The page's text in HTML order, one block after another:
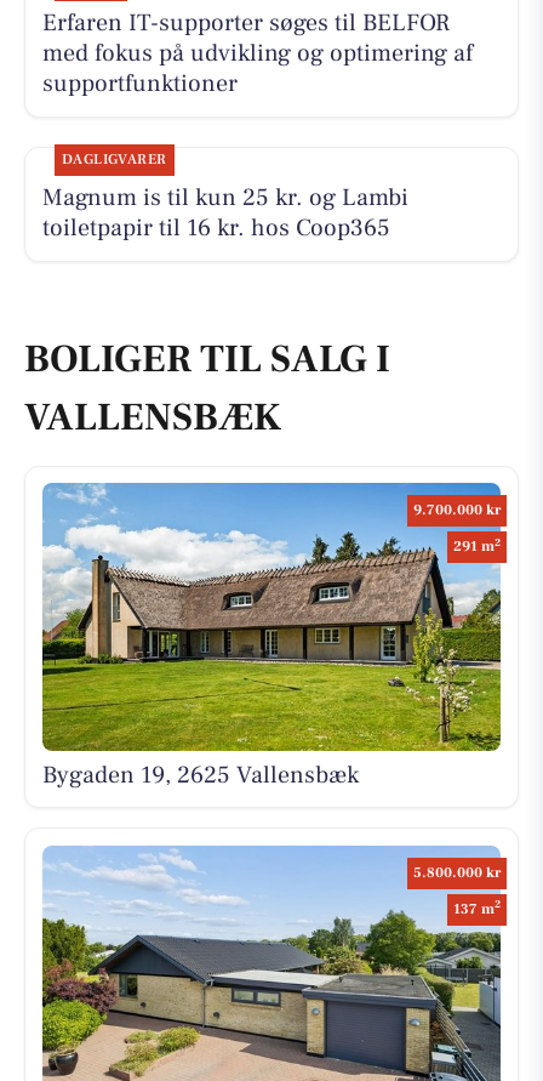
Erfaren IT-supporter søges til BELFOR
med fokus på udvikling og optimering af
supportfunktioner
DAGLIGVARER
Magnum is til kun 25 kr. og Lambi
toiletpapir til 16 kr. hos Coop365
BOLIGER TIL SALG I
VALLENSBÆK
9.700.000 kr
291 m2
Bygaden 19, 2625 Vallensbæk
5.800.000 kr
137 m2